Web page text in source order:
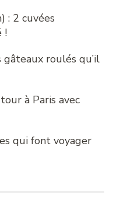
: 2 cuvées
!
gâteaux roulés qu’il
à Paris avec
qui font voyager